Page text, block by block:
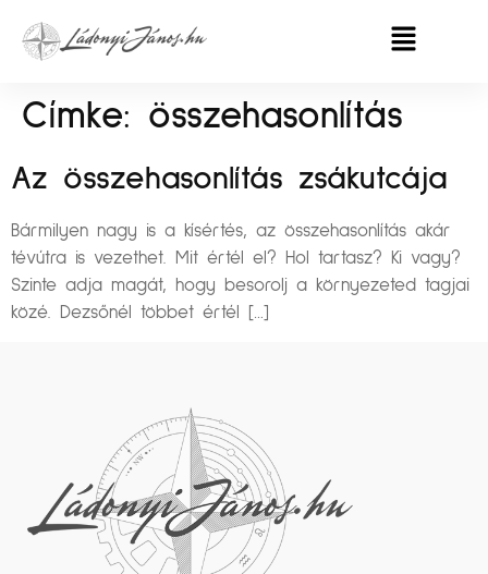
Címke: összehasonlítás
Az összehasonlítás zsákutcája
Bármilyen nagy is a kísértés, az összehasonlítás akár
tévútra is vezethet. Mit értél el? Hol tartasz? Ki vagy?
Szinte adja magát, hogy besorolj a környezeted tagjai
közé. Dezsőnél többet értél […]